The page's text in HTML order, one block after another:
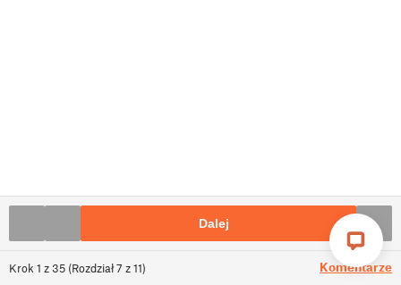
Krok 1 z35 (Rozdział7 z11) Komentarze
Dalej